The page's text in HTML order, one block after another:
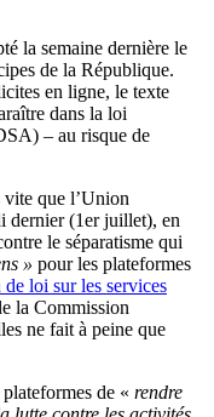
la semaine dernière le
de la République.
en ligne, le texte
dans la loi
– au risque de
vite que l’Union
dernier (1er juillet), en
le séparatisme qui
» pour les plateformes
loi sur les services
la Commission
ne fait à peine que
de « rendre